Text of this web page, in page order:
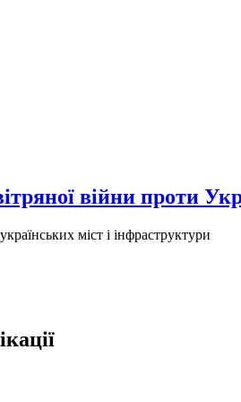
війни проти
міст і інфраструктури